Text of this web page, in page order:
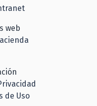
web
de Uso